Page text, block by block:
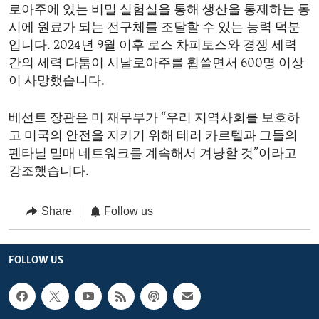
로아주에 있는 비밀 실험실을 통해 생산을 통제하는 동
시에 원료가 되는 전구체를 조달할 수 있는 능력 덕분
입니다. 2024년 9월 이후 로스 차피토스와 경쟁 세력
간의 세력 다툼이 시날로아주를 휩쓸면서 600명 이상
이 사망했습니다.
베선트 장관은 미 재무부가 “우리 지역사회를 보호하
고 미국의 안전을 지키기 위해 테러 카르텔과 그들의
펜타닐 밀매 네트워크를 계속해서 겨냥할 것”이라고
강조했습니다.
Share Follow us
FOLLOW US